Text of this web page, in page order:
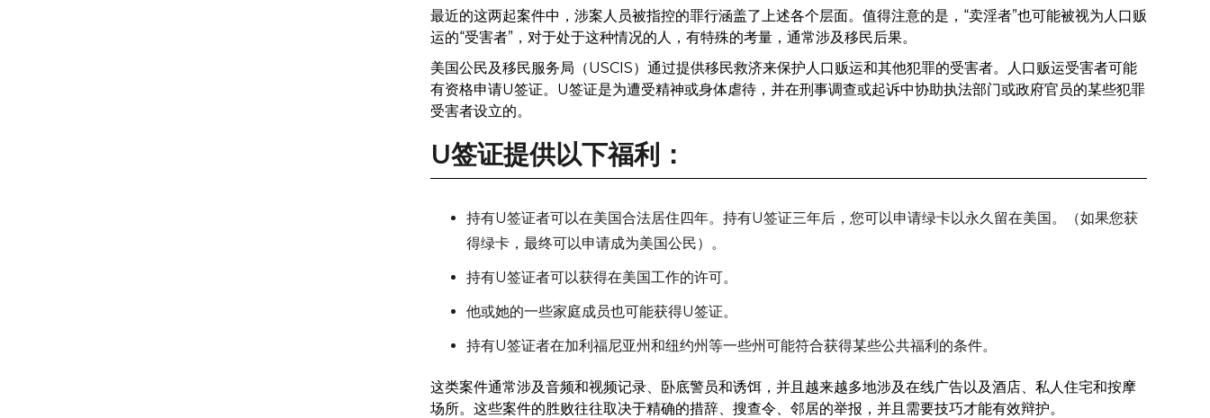
最近的这两起案件中，涉案人员被指控的罪行涵盖了上述各个层面。值得注意的是，“卖淫者”也可能被视为人口贩
运的“受害者”，对于处于这种情况的人，有特殊的考量，通常涉及移民后果。
美国公民及移民服务局（USCIS）通过提供移民救济来保护人口贩运和其他犯罪的受害者。人口贩运受害者可能
有资格申请U签证。U签证是为遭受精神或身体虐待，并在刑事调查或起诉中协助执法部门或政府官员的某些犯罪
受害者设立的。
U签证提供以下福利：
持有U签证者可以在美国合法居住四年。持有U签证三年后，您可以申请绿卡以永久留在美国。（如果您获
得绿卡，最终可以申请成为美国公民）。
持有U签证者可以获得在美国工作的许可。
他或她的一些家庭成员也可能获得U签证。
持有U签证者在加利福尼亚州和纽约州等一些州可能符合获得某些公共福利的条件。
这类案件通常涉及音频和视频记录、卧底警员和诱饵，并且越来越多地涉及在线广告以及酒店、私人住宅和按摩
场所。这些案件的胜败往往取决于精确的措辞、搜查令、邻居的举报，并且需要技巧才能有效辩护。